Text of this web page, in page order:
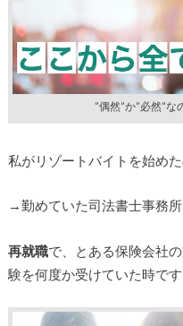
”偶然”か”必然”
私がリゾートバイトを始めた
→勤めていた司法書士事務
再就職で、とある保険会社
験を何度か受けていた時です